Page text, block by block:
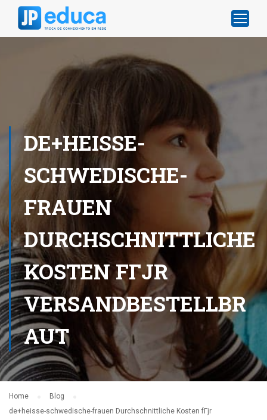
DE+HEISSE-
SCHWEDISCHE-
FRAUEN
DURCHSCHNITTLICHE
KOSTEN FГЈR
VERSANDBESTELLBR
AUT
Home
Blog
de+heisse-schwedische-frauen Durchschnittliche Kosten fГјr